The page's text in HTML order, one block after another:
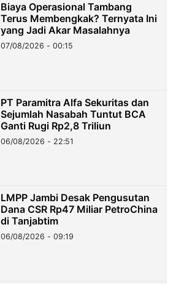
Biaya Operasional Tambang
Terus Membengkak? Ternyata Ini
yang Jadi Akar Masalahnya
07/08/2026 - 00:15
PT Paramitra Alfa Sekuritas dan
Sejumlah Nasabah Tuntut BCA
Ganti Rugi Rp2,8 Triliun
06/08/2026 - 22:51
LMPP Jambi Desak Pengusutan
Dana CSR Rp47 Miliar PetroChina
di Tanjabtim
06/08/2026 - 09:19